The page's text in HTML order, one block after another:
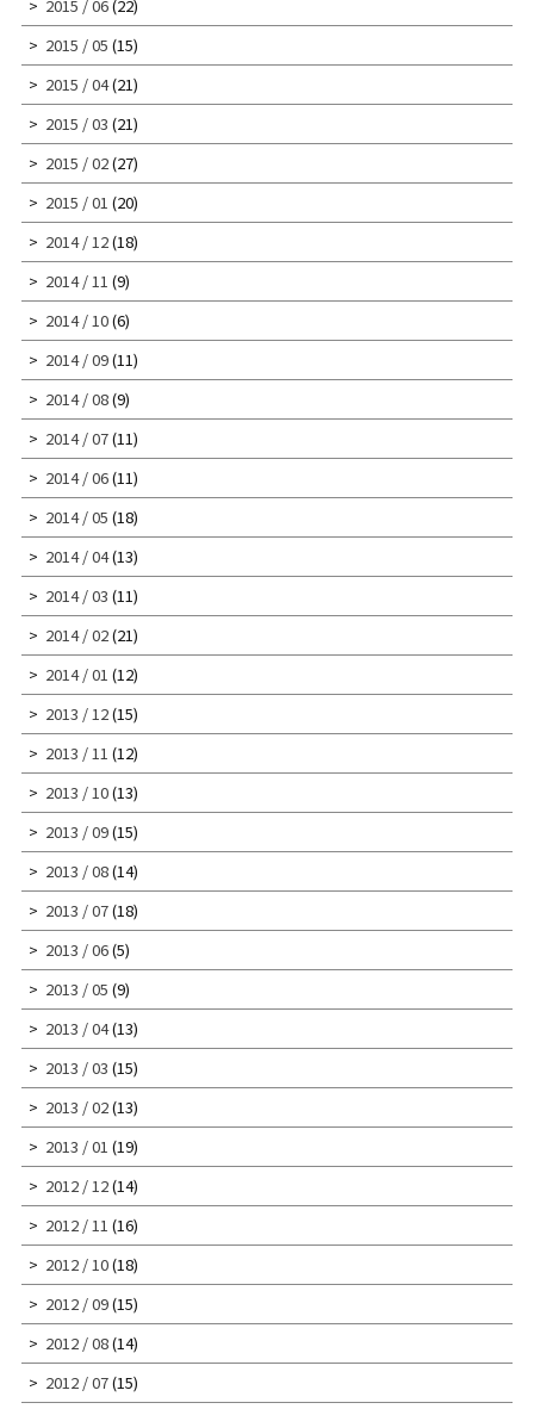
2015 / 06(22)
2015 / 05 (15)
2015 / 04(21)
2015 / 03 (21)
2015 / 02(27)
2015 / 01 (20)
2014 / 12(18)
2014 / 11 (9)
2014 / 10(6)
2014 / 09(11)
2014 / 08(9)
2014 / 07(11)
2014 / 06(11)
2014 / 05 (18)
2014 / 04(13)
2014 / 03 (11)
2014 / 02(21)
2014 / 01 (12)
2013 / 12(15)
2013 / 11 (12)
2013 / 10(13)
2013 / 09(15)
2013 / 08(14)
2013 / 07(18)
2013 / 06(5)
2013 / 05 (9)
2013 / 04(13)
2013 / 03 (15)
2013 / 02(13)
2013 / 01 (19)
2012 / 12(14)
2012 / 11 (16)
2012 / 10(18)
2012 / 09(15)
2012 / 08(14)
2012 / 07(15)